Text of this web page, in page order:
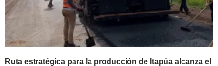
Ruta estratégica para la producción de Itapúa alcanza el